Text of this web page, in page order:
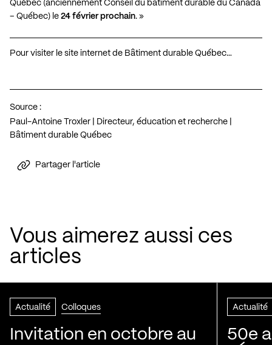
Québec (anciennement Conseil du bâtiment durable du Canada
– Québec) le 24 février prochain. »
Pour visiter le site internet de Bâtiment durable Québec…
Source :
Paul-Antoine Troxler | Directeur, éducation et recherche |
Bâtiment durable Québec
Partager l'article
Vous aimerez aussi ces
articles
Actualité Colloques
Invitation en octobre au
Actualité
50e